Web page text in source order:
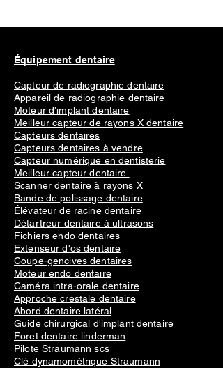
Équipement dentaire
Capteur de radiographie dentaire
Appareil de radiographie dentaire
Moteur d'implant dentaire
Meilleur capteur de rayons X dentaire
Capteurs dentaires
Capteurs dentaires à vendre
Capteur numérique en dentisterie
Meilleur capteur dentaire
Scanner dentaire à rayons X
Bande de polissage dentaire
Élévateur de racine dentaire
Détartreur dentaire à ultrasons
Fichiers endo dentaires
Extenseur d'os dentaire
Coupe-gencives dentaires
Moteur endo dentaire
Caméra intra-orale dentaire
Approche crestale dentaire
Abord dentaire latéral
Guide chirurgical d'implant dentaire
Foret dentaire linderman
Pilote Straumann scs
Clé dynamométrique Straumann